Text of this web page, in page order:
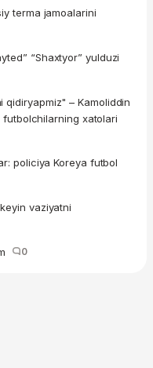
terma jamoalarini
“Shaxtyor” yulduzi
qidiryapmiz" – Kamoliddin
xatolari
policiya Koreya futbol
vaziyatni
0